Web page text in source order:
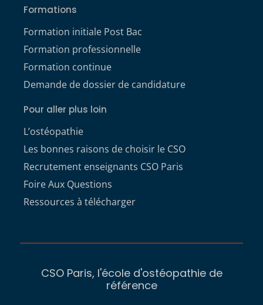
Formations
Formation initiale Post Bac
Formation professionnelle
Formation continue
Demande de dossier de candidature
Pour aller plus loin
L’ostéopathie
Les bonnes raisons de choisir le CSO
Recrutement enseignants CSO Paris
Foire Aux Questions
Ressources à télécharger
CSO Paris, l'école d'ostéopathie de
référence